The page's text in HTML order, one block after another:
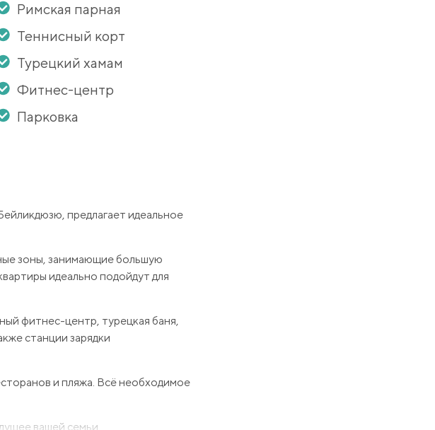
Римская парная
Теннисный корт
Турецкий хамам
Фитнес-центр
Парковка
предлагает идеальное
зоны, занимающие большую
идеально подойдут для
фитнес-центр, турецкая баня,
станции зарядки
и пляжа. Всё необходимое
вашей семьи.